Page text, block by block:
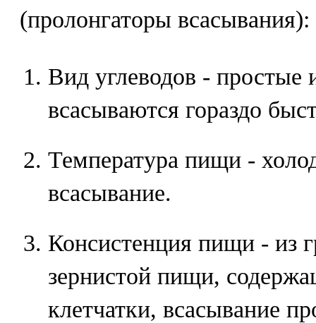
(пролонгаторы всасывания):
Вид углеводов -
всасываются гораздо
Температура пищи -
всасывание.
Консистенция пищи - из
зернистой пищи,
клетчатки, всасывание